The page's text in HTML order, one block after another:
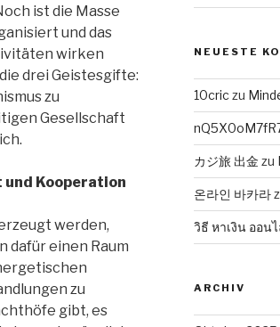
ist die Masse
und das
wirken
drei Geistesgifte:
zu
Gesellschaft
Kooperation
werden,
einen Raum
zu
gibt, es
NEUESTE
10cric zu
カジ旅 出金 zu
온라인 바카라
วิธี หาเงิน ออน
ARCHIV